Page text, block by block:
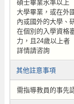
碩士畢業水準以上
大學畢業，或在外
內或國外的大學、
在個別的入學資格
力，且24歲以上者
詳情請咨詢
其他註意事項
需指導教員的事先